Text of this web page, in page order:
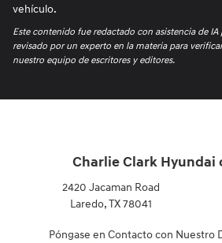
vehículo.
Este contenido fue redactado con asistencia de
revisado por un experto en la materia para
nuestro equipo de escritores y editores.
Charlie Clark Hyundai
2420 Jacaman Road
Laredo,TX78041
Póngase en Contacto con Nuestro